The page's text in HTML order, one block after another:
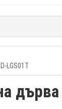
LGS01T